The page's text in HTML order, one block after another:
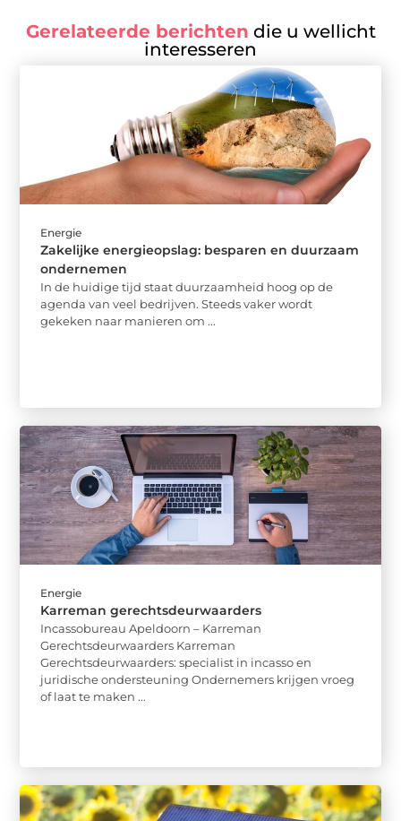
Gerelateerde berichten die u wellicht
interesseren
Energie
Zakelijke energieopslag: besparen en duurzaam
ondernemen
In de huidige tijd staat duurzaamheid hoog op de
agenda van veel bedrijven. Steeds vaker wordt
gekeken naar manieren om ...
Energie
Karreman gerechtsdeurwaarders
Incassobureau Apeldoorn – Karreman
Gerechtsdeurwaarders Karreman
Gerechtsdeurwaarders: specialist in incasso en
juridische ondersteuning Ondernemers krijgen vroeg
of laat te maken ...